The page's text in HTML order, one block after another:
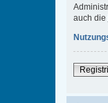
auch die